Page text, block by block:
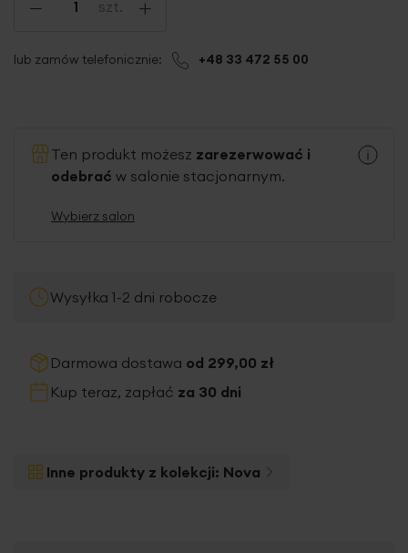
- szt. +
lub zamów telefonicznie: +48 33 472 55 00
Ten produkt możesz zarezerwować i
odebrać w salonie stacjonarnym.
Wybierz salon
Wysyłka 1-2 dni robocze
Darmowa dostawa od 299,00 zł
Kup teraz, zapłać za 30 dni
Inne produkty z kolekcji: Nova